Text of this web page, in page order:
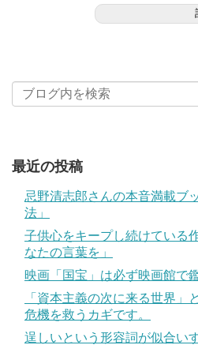
最近の投稿
忌野清志郎さんの本音満載ブ
法」
子供心をキープし続けている
なたの言葉を」
映画「国宝」は必ず映画館で
「資本主義の次に来る世界
危機を救うカギです。
逞しいという形容詞が似合い